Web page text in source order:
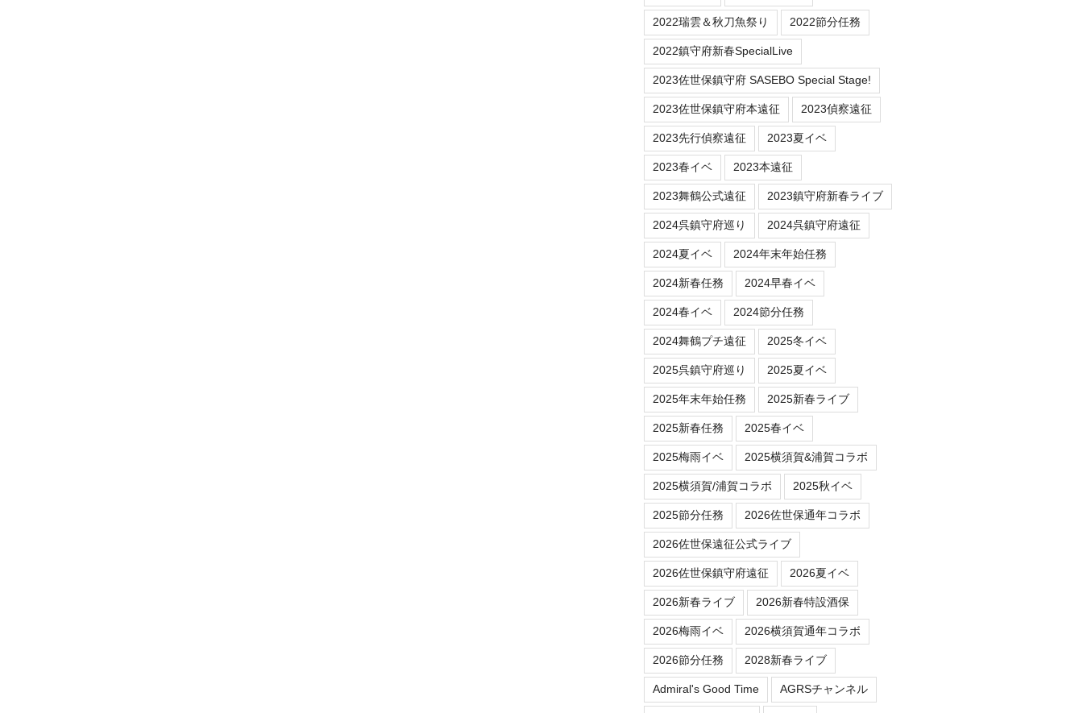
2022瑞雲＆秋刀魚祭り 2022節分任務
2022鎮守府新春SpecialLive
2023佐世保鎮守府 SASEBO Special Stage!
2023佐世保鎮守府本遠征 2023偵察遠征
2023先行偵察遠征 2023夏イベ
2023春イベ 2023本遠征
2023舞鶴公式遠征 2023鎮守府新春ライブ
2024呉鎮守府巡り 2024呉鎮守府遠征
2024夏イベ 2024年末年始任務
2024新春任務 2024早春イベ
2024春イベ 2024節分任務
2024舞鶴プチ遠征 2025冬イベ
2025呉鎮守府巡り 2025夏イベ
2025年末年始任務 2025新春ライブ
2025新春任務 2025春イベ
2025梅雨イベ 2025横須賀&浦賀コラボ
2025横須賀/浦賀コラボ 2025秋イベ
2025節分任務 2026佐世保通年コラボ
2026佐世保遠征公式ライブ
2026佐世保鎮守府遠征 2026夏イベ
2026新春ライブ 2026新春特設酒保
2026梅雨イベ 2026横須賀通年コラボ
2026節分任務 2028新春ライブ
Admiral's Good Time AGRSチャンネル